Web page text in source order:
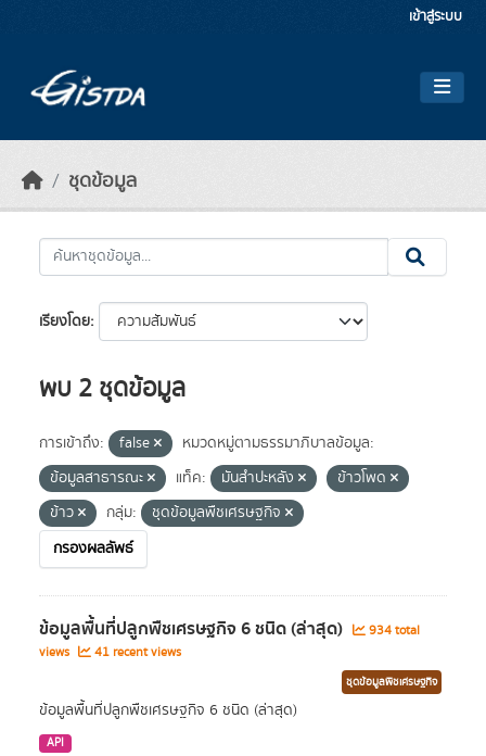
เข้าสู่ระบบ
ชุดข้อมูล
เรียงโดย
พบ 2 ชุดข้อมูล
การเข้าถึง: false
หมวดหมู่ตามธรรมาภิบาลข้อมูล:
ข้อมูลสาธารณะ
แท็ค: มันสำปะหลัง
ข้าวโพด
ข้าว
กลุ่ม:
ชุดข้อมูลพืชเศรษฐกิจ
กรองผลลัพธ์
ข้อมูลพื้นที่ปลูกพืชเศรษฐกิจ 6 ชนิด (ล่าสุด)
934 total
views
41 recent views
ชุดข้อมูลพืชเศรษฐกิจ
ข้อมูลพื้นที่ปลูกพืชเศรษฐกิจ 6 ชนิด (ล่าสุด)
API